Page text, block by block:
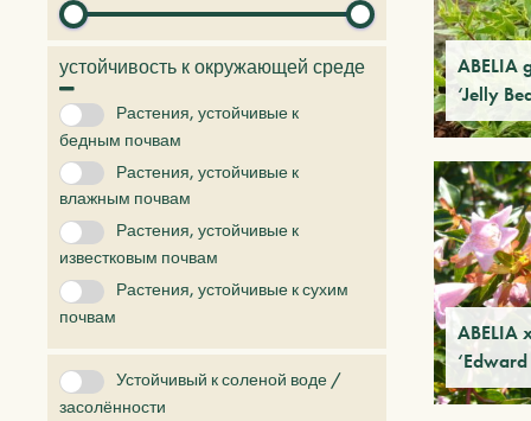
ABELIA
‘Jelly
ABELIA
Вечнозелёные деревья и кустарники
Злаковые растения
+ Показать Больше
устойчивость к окружающей среде
Растения, устойчивые к
бедным почвам
Растения, устойчивые к
влажным почвам
Растения, устойчивые к
известковым почвам
Растения, устойчивые к сухим
почвам
Устойчивый к соленой воде /
засолённости